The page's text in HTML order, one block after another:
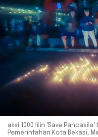
aksi 1000 lilin 'Save
Pemerintahan Kota Bekasi,